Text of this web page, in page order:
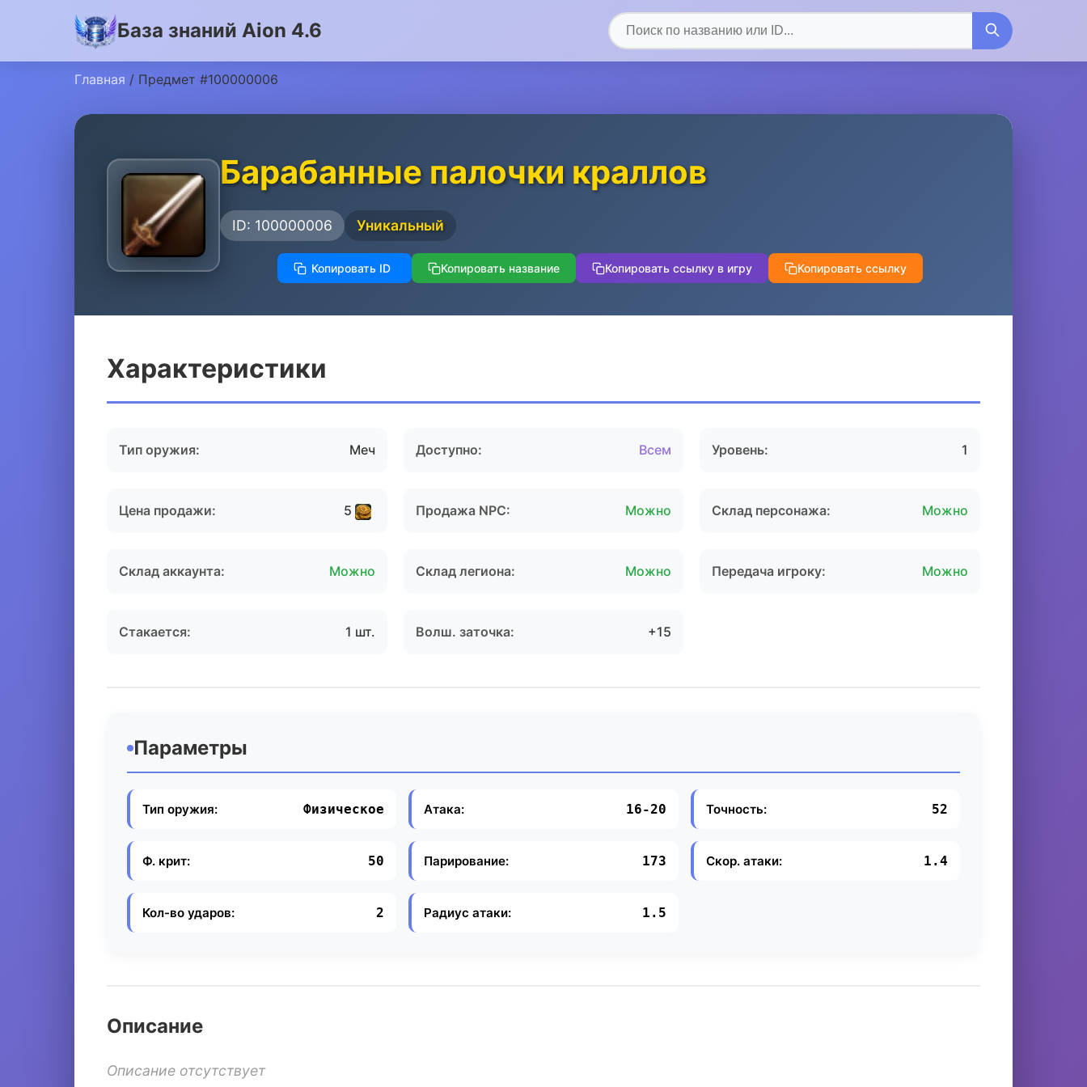
База знаний Aion 4.6
Главная / Предмет #100000006
Барабанные палочки краллов
ID: 100000006 Уникальный
Копировать ID Копировать название Копировать ссылку в игру Копировать ссылку
Характеристики
Тип оружия: Меч Доступно: Всем Уровень: 1
Цена продажи: 5 Продажа NPC: Можно Склад персонажа: Можно
Склад аккаунта: Можно Склад легиона: Можно Передача игроку: Можно
Стакается: 1 шт. Волш. заточка: +15
Параметры
Тип оружия: Физическое Атака: 16-20 Точность: 52
Ф. крит: 50 Парирование: 173 Скор. атаки: 1.4
Кол-во ударов: 2 Радиус атаки: 1.5
Описание
Описание отсутствует